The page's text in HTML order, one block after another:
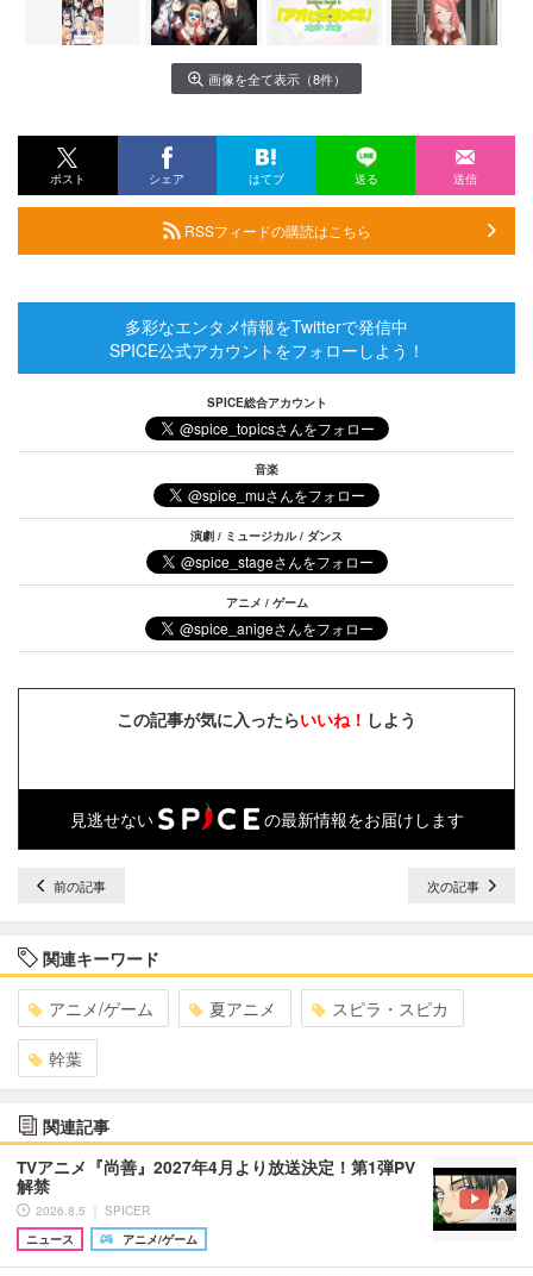
画像を全て表示（8件）
ポスト シェア はてブ 送る 送信
RSSフィードの購読はこちら
多彩なエンタメ情報をTwitterで発信中
SPICE公式アカウントをフォローしよう！
SPICE総合アカウント
音楽
演劇 / ミュージカル / ダンス
アニメ / ゲーム
この記事が気に入ったらいいね！ しよう
見逃せない の最新情報をお届けします
前の記事 次の記事
関連キーワード
アニメ/ゲーム 夏アニメ スピラ・スピカ
幹葉
関連記事
TVアニメ『尚善』2027年4月より放送決定！第1弾PV
解禁
2026.8.5 ｜ SPICER
ニュース
アニメ/ゲーム